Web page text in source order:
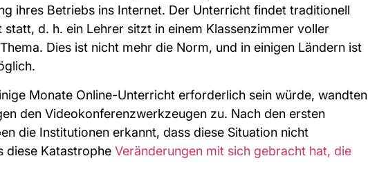
ihres Betriebs ins Internet. Der Unterricht findet traditionell
d. h. ein Lehrer sitzt in einem Klassenzimmer voller
Dies ist nicht mehr die Norm, und in einigen Ländern ist
Monate Online-Unterricht erforderlich sein würde, wandten
den Videokonferenzwerkzeugen zu. Nach den ersten
die Institutionen erkannt, dass diese Situation nicht
diese Katastrophe Veränderungen mit sich gebracht hat, die